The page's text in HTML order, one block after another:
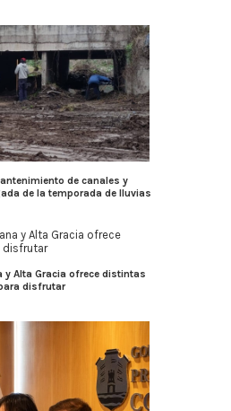
de canales y
de la temporada de lluvias
y Alta Gracia ofrece distintas
disfrutar